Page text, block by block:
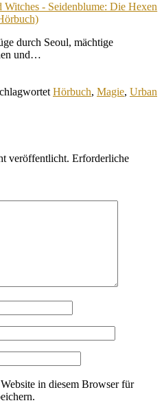
Witches - Seidenblume: Die Hexen
durch Seoul, mächtige
und…
Hörbuch, Magie, Urban
veröffentlicht. Erforderliche
in diesem Browser für